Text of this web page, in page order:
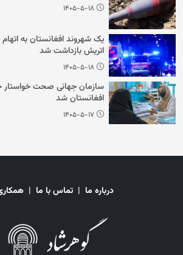
۱۴۰۵-۵-۱۸
یک شهروند افغانستان به
اتریش بازداشت شد
۱۴۰۵-۵-۱۸
سازمان جهانی صحت خواستار
افغانستان شد
۱۴۰۵-۵-۱۷
درباره ما | تماس با ما |